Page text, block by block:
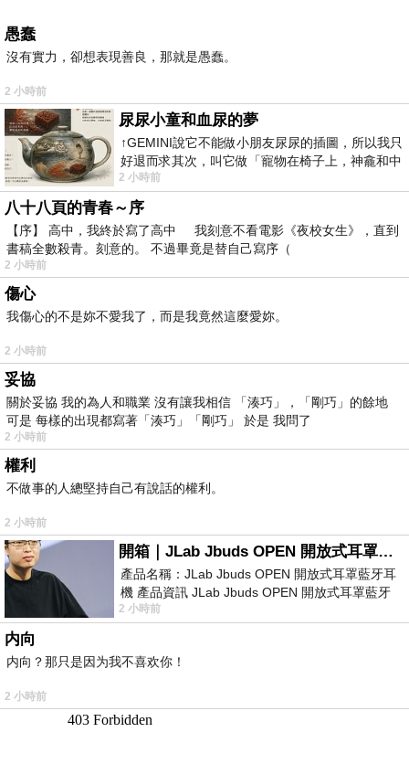
愚蠢
沒有實力，卻想表現善良，那就是愚蠢。
2 小時前
尿尿小童和血尿的夢
↑GEMINI說它不能做小朋友尿尿的插圖，所以我只
好退而求其次，叫它做「寵物在椅子上，神龕和中
年人臉孔」的畫了。 六月底
2 小時前
八十八頁的青春～序
【序】 高中，我終於寫了高中 我刻意不看電影《夜校女生》，直到
書稿全數殺青。刻意的。 不過畢竟是替自己寫序（
2 小時前
傷心
我傷心的不是妳不愛我了，而是我竟然這麼愛妳。
2 小時前
妥協
關於妥協 我的為人和職業 沒有讓我相信 「湊巧」，「剛巧」的餘地
可是 每樣的出現都寫著「湊巧」「剛巧」 於是 我問了
2 小時前
權利
不做事的人總堅持自己有說話的權利。
2 小時前
開箱｜JLab Jbuds OPEN 開放式耳罩藍牙耳機 - 設計美學，輕巧、透氣、環境音全物理達成！
產品名稱：JLab Jbuds OPEN 開放式耳罩藍牙耳
機 產品資訊 JLab Jbuds OPEN 開放式耳罩藍牙
耳機評語：非常有特色，值得喜愛美型工
2 小時前
内向
内向？那只是因为我不喜欢你！
2 小時前